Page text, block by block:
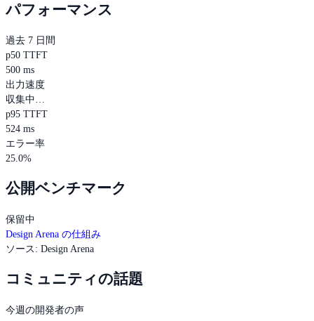
パフォーマンス
過去 7 日間
p50 TTFT
500 ms
出力速度
収集中…
p95 TTFT
524 ms
エラー率
25.0%
公開ベンチマーク
保留中
Design Arena の仕組み
ソース : Design Arena
コミュニティの話題
今週の開発者の声